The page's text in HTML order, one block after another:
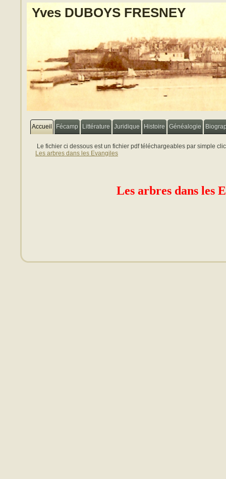
Yves DUBOYS FRESNEY
Accueil Fécamp Littérature Juridique Histoire Généalogie
Le fichier ci dessous est un fichier pdf téléchargeables par simple
Les arbres dans les Evangiles
Les arbres dans les